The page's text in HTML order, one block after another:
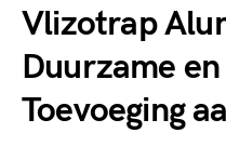
Vlizotrap
Duurzame
Toevoeging